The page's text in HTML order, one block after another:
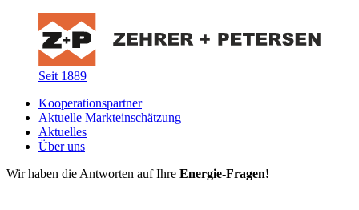
Seit 1889
Kooperationspartner
Aktuelle Markteinschätzung
Aktuelles
Über uns
Wir haben die Antworten auf Ihre Energie-Fragen!